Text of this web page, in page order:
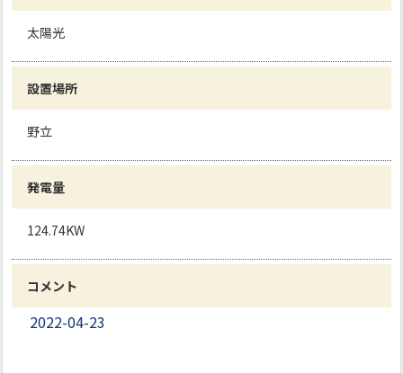
太陽光
設置場所
野立
発電量
124.74KW
コメント
2022-04-23